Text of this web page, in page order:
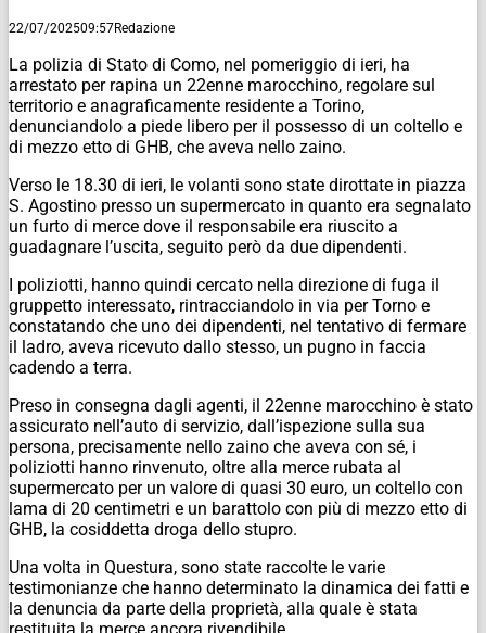
22/07/202509:57Redazione
La polizia di Stato di Como, nel pomeriggio di ieri, ha
arrestato per rapina un 22enne marocchino, regolare sul
territorio e anagraficamente residente a Torino,
denunciandolo a piede libero per il possesso di un coltello e
di mezzo etto di GHB, che aveva nello zaino.
Verso le 18.30 di ieri, le volanti sono state dirottate in piazza
S. Agostino presso un supermercato in quanto era segnalato
un furto di merce dove il responsabile era riuscito a
guadagnare l’uscita, seguito però da due dipendenti.
I poliziotti, hanno quindi cercato nella direzione di fuga il
gruppetto interessato, rintracciandolo in via per Torno e
constatando che uno dei dipendenti, nel tentativo di fermare
il ladro, aveva ricevuto dallo stesso, un pugno in faccia
cadendo a terra.
Preso in consegna dagli agenti, il 22enne marocchino è stato
assicurato nell’auto di servizio, dall’ispezione sulla sua
persona, precisamente nello zaino che aveva con sé, i
poliziotti hanno rinvenuto, oltre alla merce rubata al
supermercato per un valore di quasi 30 euro, un coltello con
lama di 20 centimetri e un barattolo con più di mezzo etto di
GHB, la cosiddetta droga dello stupro.
Una volta in Questura, sono state raccolte le varie
testimonianze che hanno determinato la dinamica dei fatti e
la denuncia da parte della proprietà, alla quale è stata
restituita la merce ancora rivendibile.